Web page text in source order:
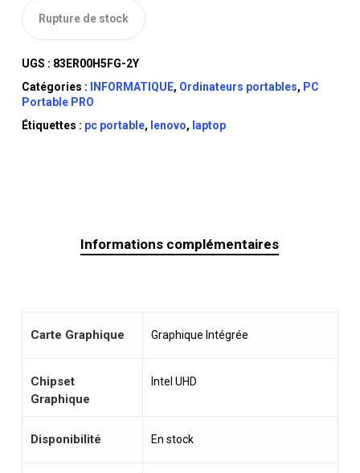
Rupture de stock
UGS : 83ER00H5FG-2Y
Catégories :
INFORMATIQUE, Ordinateurs portables, PC
Portable PRO
Étiquettes : pc portable, lenovo, laptop
Informations complémentaires
Carte Graphique Graphique Intégrée
Chipset
Graphique
Intel UHD
Disponibilité En stock